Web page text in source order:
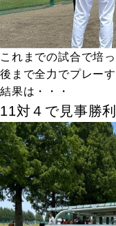
これまでの試合で培
後まで全力でプレー
結果は・・・
11対４で見事勝利